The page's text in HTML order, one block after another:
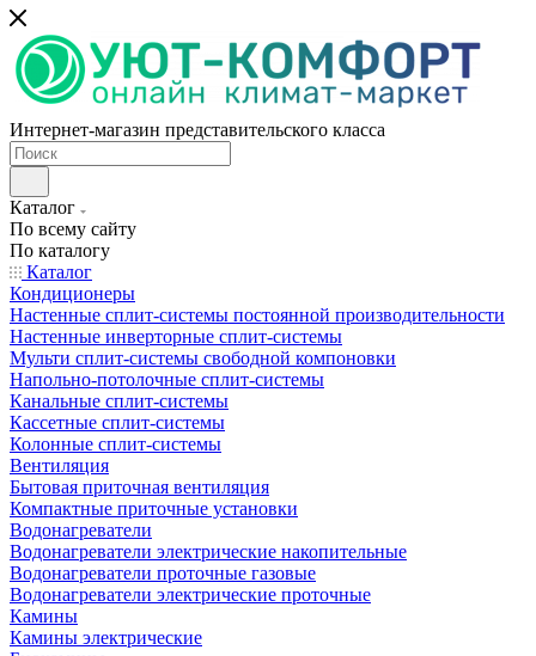
Интернет-магазин представительского класса
Каталог
По всему сайту
По каталогу
Каталог
Кондиционеры
Настенные сплит-системы постоянной производительности
Настенные инверторные сплит-системы
Мульти сплит-системы свободной компоновки
Напольно-потолочные сплит-системы
Канальные сплит-системы
Кассетные сплит-системы
Колонные сплит-системы
Вентиляция
Бытовая приточная вентиляция
Компактные приточные установки
Водонагреватели
Водонагреватели электрические накопительные
Водонагреватели проточные газовые
Водонагреватели электрические проточные
Камины
Камины электрические